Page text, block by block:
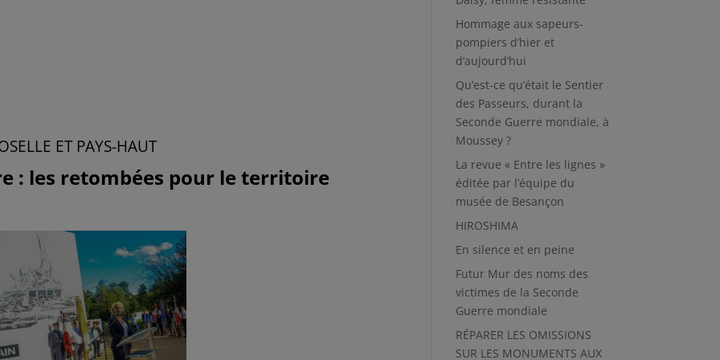
ET PAYS-HAUT
: les retombées pour le territoire
Hommage aux sapeurs-
pompiers d’hier et
d’aujourd’hui
Qu’est-ce qu’était le Sentier
des Passeurs, durant la
Seconde Guerre mondiale, à
Moussey ?
La revue « Entre les lignes »
éditée par l’équipe du
musée de Besançon
HIROSHIMA
En silence et en peine
Futur Mur des noms des
victimes de la Seconde
Guerre mondiale
RÉPARER LES OMISSIONS
SUR LES MONUMENTS AUX